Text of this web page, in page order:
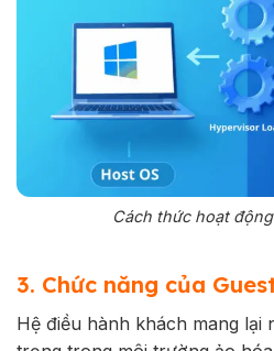
Cách thức hoạt
3. Chức năng của
Hệ điều hành khách mang lại